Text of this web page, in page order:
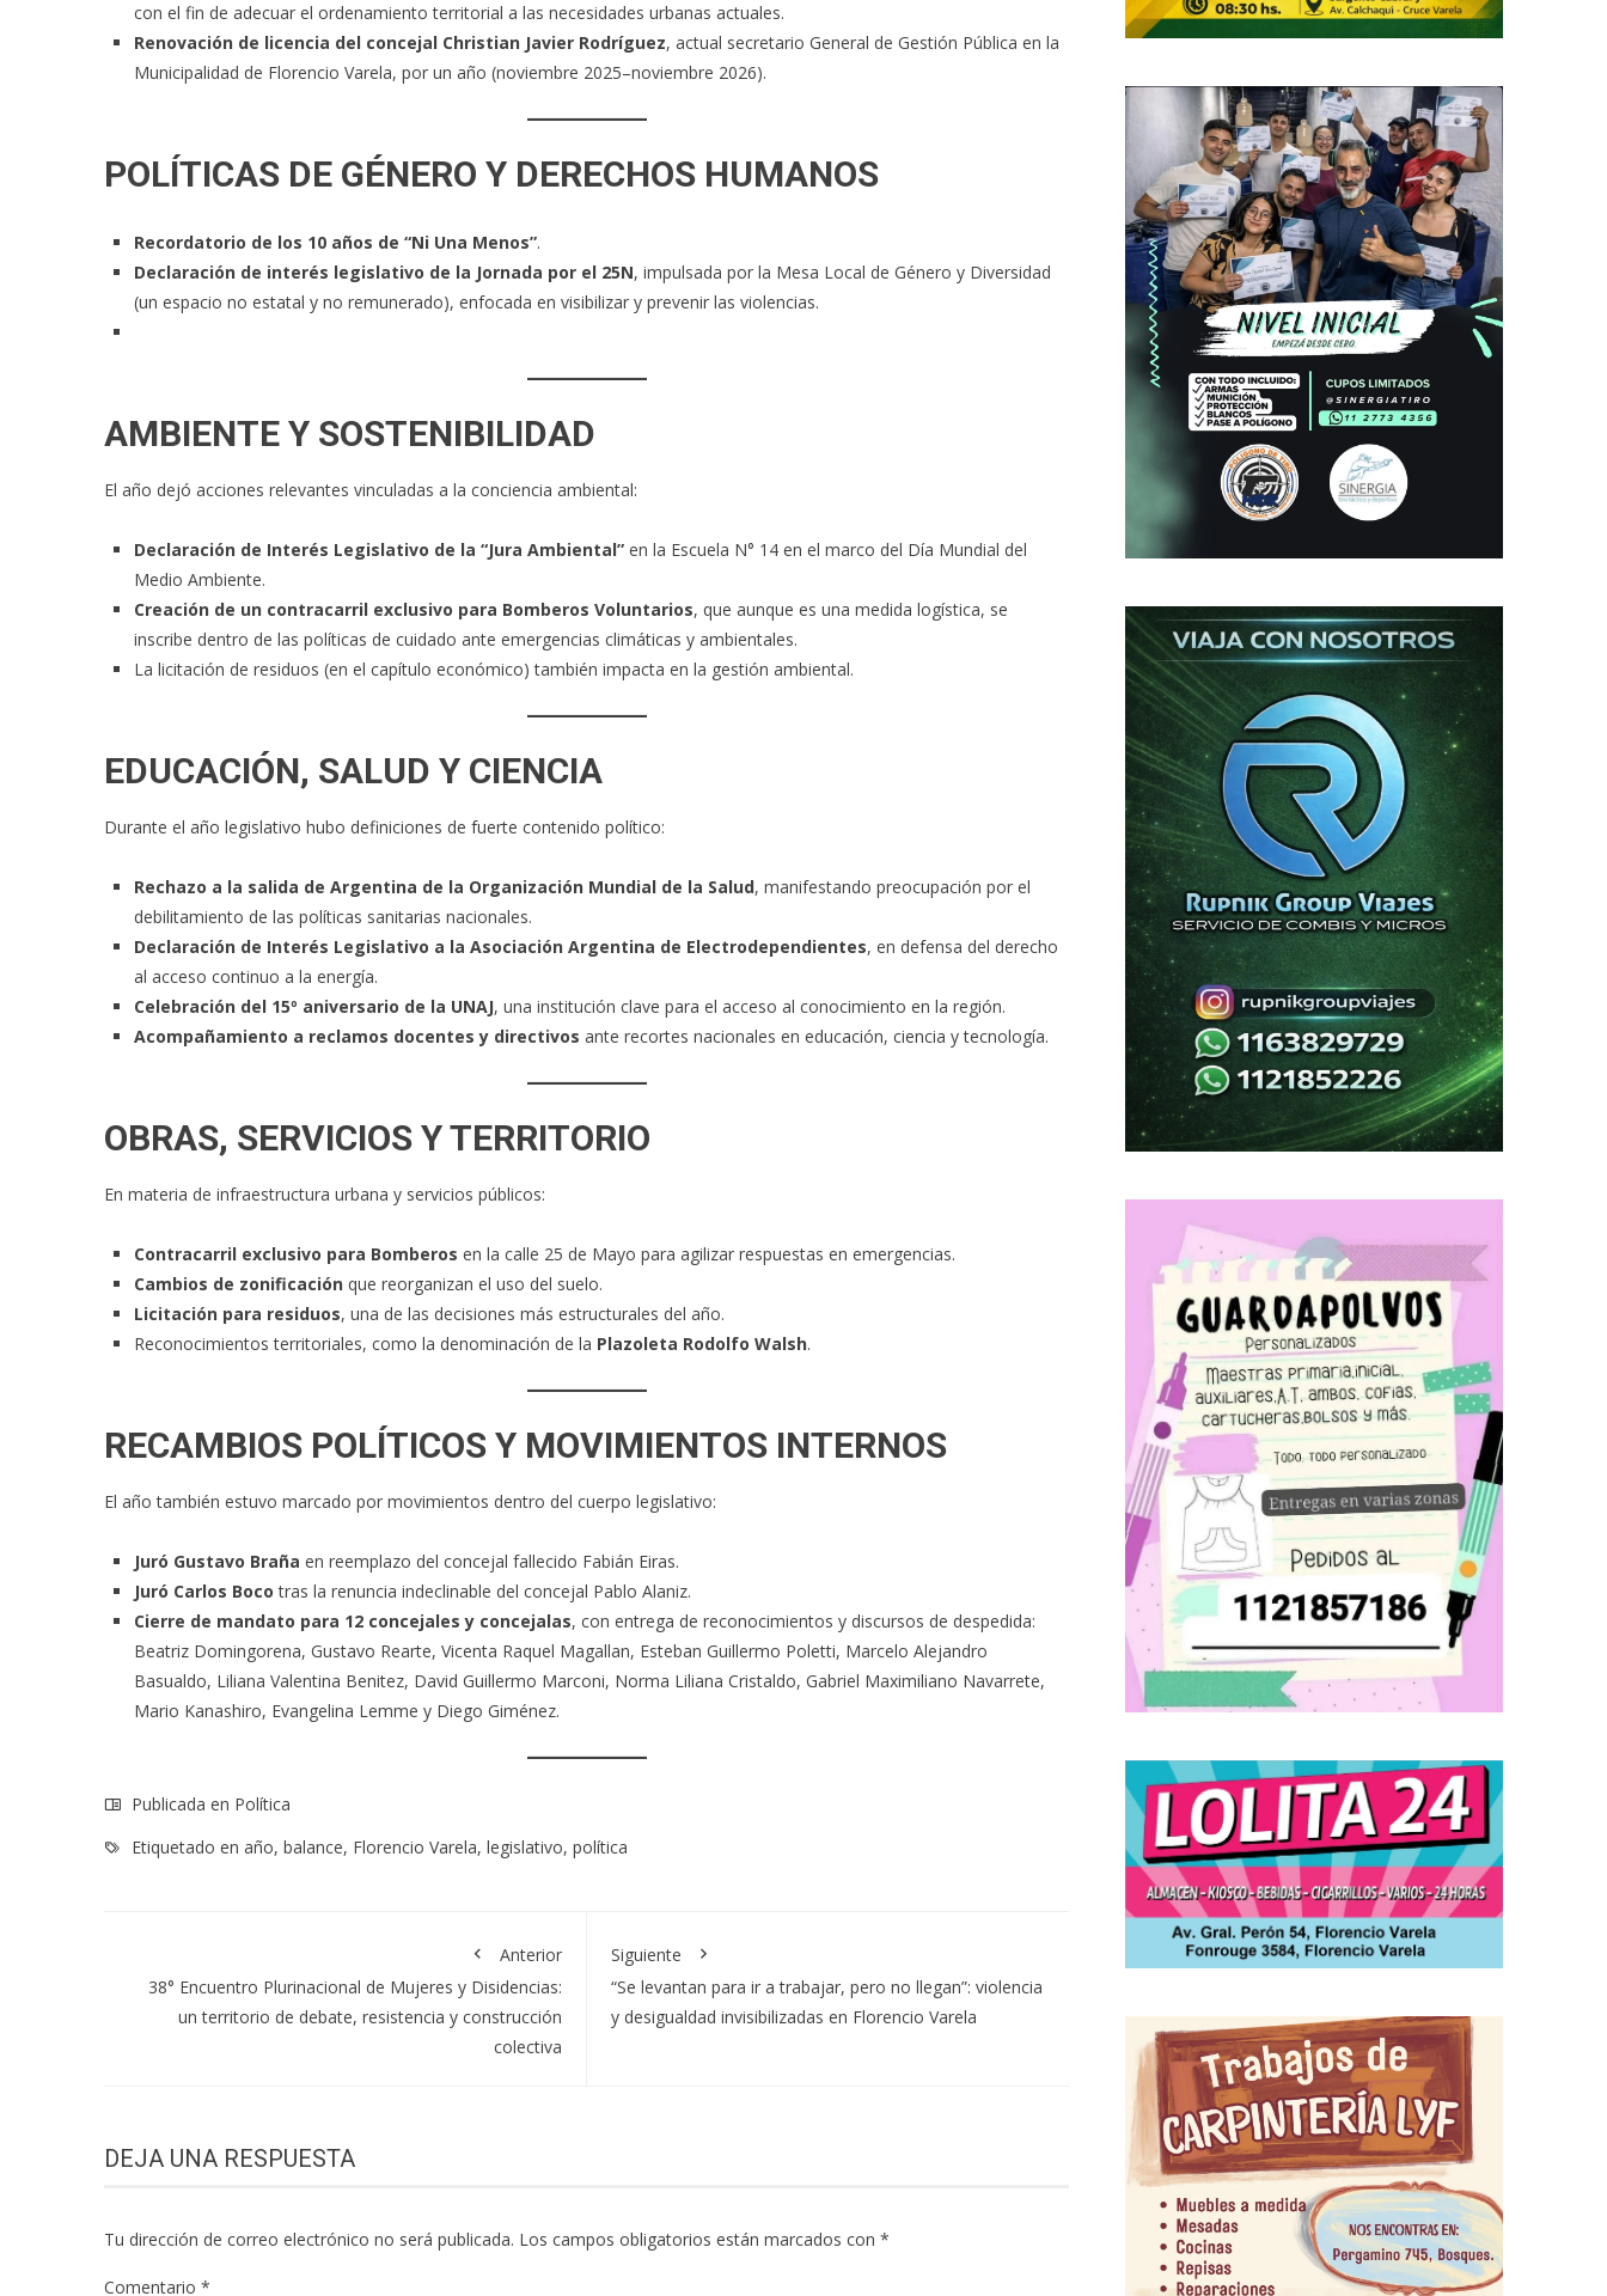
con el fin de adecuar el ordenamiento territorial a las necesidades urbanas actuales.
Renovación de licencia del concejal Christian Javier Rodríguez, actual secretario General de Gestión Pública en la
Municipalidad de Florencio Varela, por un año (noviembre 2025–noviembre 2026).
POLÍTICAS DE GÉNERO Y DERECHOS HUMANOS
Recordatorio de los 10 años de “Ni Una Menos”.
Declaración de interés legislativo de la Jornada por el 25N, impulsada por la Mesa Local de Género y Diversidad
(un espacio no estatal y no remunerado), enfocada en visibilizar y prevenir las violencias.
AMBIENTE Y SOSTENIBILIDAD
El año dejó acciones relevantes vinculadas a la conciencia ambiental:
Declaración de Interés Legislativo de la “Jura Ambiental” en la Escuela N° 14 en el marco del Día Mundial del
Medio Ambiente.
Creación de un contracarril exclusivo para Bomberos Voluntarios, que aunque es una medida logística, se
inscribe dentro de las políticas de cuidado ante emergencias climáticas y ambientales.
La licitación de residuos (en el capítulo económico) también impacta en la gestión ambiental.
EDUCACIÓN, SALUD Y CIENCIA
Durante el año legislativo hubo definiciones de fuerte contenido político:
Rechazo a la salida de Argentina de la Organización Mundial de la Salud, manifestando preocupación por el
debilitamiento de las políticas sanitarias nacionales.
Declaración de Interés Legislativo a la Asociación Argentina de Electrodependientes, en defensa del derecho
al acceso continuo a la energía.
Celebración del 15º aniversario de la UNAJ, una institución clave para el acceso al conocimiento en la región.
Acompañamiento a reclamos docentes y directivos ante recortes nacionales en educación, ciencia y tecnología.
OBRAS, SERVICIOS Y TERRITORIO
En materia de infraestructura urbana y servicios públicos:
Contracarril exclusivo para Bomberos en la calle 25 de Mayo para agilizar respuestas en emergencias.
Cambios de zonificación que reorganizan el uso del suelo.
Licitación para residuos, una de las decisiones más estructurales del año.
Reconocimientos territoriales, como la denominación de la Plazoleta Rodolfo Walsh.
RECAMBIOS POLÍTICOS Y MOVIMIENTOS INTERNOS
El año también estuvo marcado por movimientos dentro del cuerpo legislativo:
Juró Gustavo Braña en reemplazo del concejal fallecido Fabián Eiras.
Juró Carlos Boco tras la renuncia indeclinable del concejal Pablo Alaniz.
Cierre de mandato para 12 concejales y concejalas, con entrega de reconocimientos y discursos de despedida:
Beatriz Domingorena, Gustavo Rearte, Vicenta Raquel Magallan, Esteban Guillermo Poletti, Marcelo Alejandro
Basualdo, Liliana Valentina Benitez, David Guillermo Marconi, Norma Liliana Cristaldo, Gabriel Maximiliano Navarrete,
Mario Kanashiro, Evangelina Lemme y Diego Giménez.
Publicada en Política
Etiquetado en año, balance, Florencio Varela, legislativo, política
Anterior
38° Encuentro Plurinacional de Mujeres y Disidencias:
un territorio de debate, resistencia y construcción
colectiva
Siguiente
“Se levantan para ir a trabajar, pero no llegan”: violencia
y desigualdad invisibilizadas en Florencio Varela
DEJA UNA RESPUESTA
Tu dirección de correo electrónico no será publicada. Los campos obligatorios están marcados con *
Comentario *